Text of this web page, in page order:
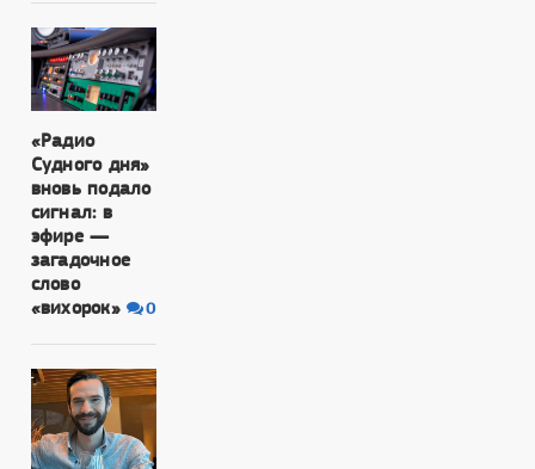
«Радио
Судного дня»
вновь подало
сигнал: в
эфире —
загадочное
слово
«вихорок»
0